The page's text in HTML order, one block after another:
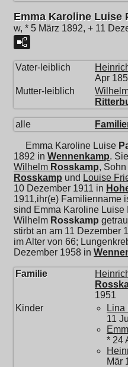
Emma Karoline Luise
w, * 5 März 1892, + 11
Vater-leiblich
Apr
Mutter-leiblich
alle
Emma Karoline Luise
1892 in Wennenkamp.
Wilhelm Rosskamp, Sohn
Rosskamp und Louise
10 Dezember 1911 in
1911,ihr(e) Familienname
sind Emma Karoline Luise
Wilhelm Rosskamp
stirbt an am 11 Dezember
im Alter von 66;
Dezember 1958 in
Familie
1951
Kinder
Lina
11
* 24
Mär